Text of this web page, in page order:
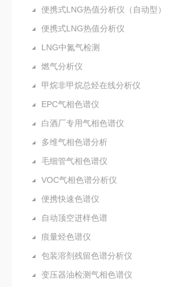
便携式LNG热值分析仪（自动型）
便携式LNG热值分析仪
LNG中氮气检测
燃气分析仪
甲烷非甲烷总烃在线分析仪
EPC气相色谱仪
白酒厂专用气相色谱仪
多维气相色谱分析
毛细管气相色谱仪
VOC气相色谱分析仪
便携快速色谱仪
自动顶空进样色谱
痕量烃色谱仪
包装溶剂残留色谱分析仪
变压器油检测气相色谱仪